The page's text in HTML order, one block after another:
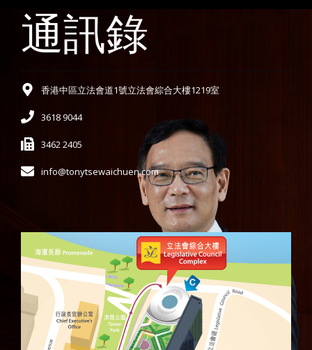
通訊錄
香港中區立法會道1號立法會綜合大樓1219室
3618 9044
3462 2405
info@tonytsewaichuen.com